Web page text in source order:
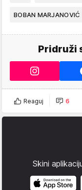
BOBAN MARJANOVIĆ
Pridruži
Reaguj 6
Skini